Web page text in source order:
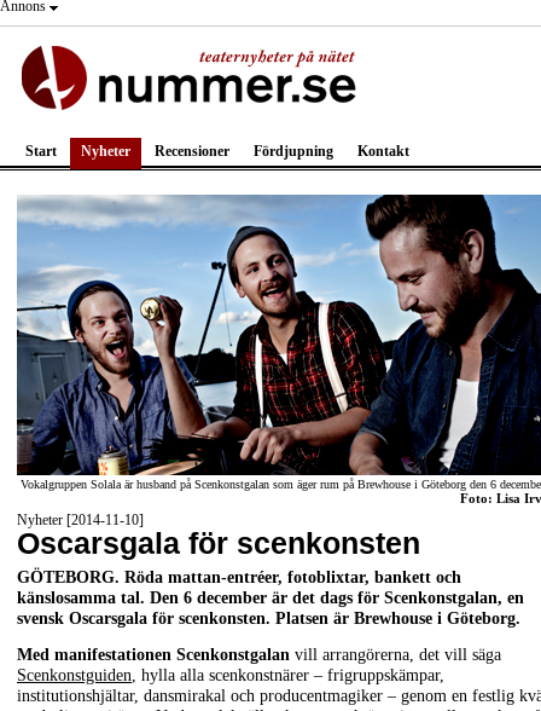
Annons
Start Nyheter Recensioner Fördjupning Kontakt
Vokalgruppen Solala är husband på Scenkonstgalan som äger rum på Brewhouse i Göteborg den 6
Foto: Lisa
Nyheter [2014-11-10]
Oscarsgala för scenkonsten
GÖTEBORG. Röda mattan-entréer, fotoblixtar, bankett och
känslosamma tal. Den 6 december är det dags för Scenkonstgalan, en
svensk Oscarsgala för scenkonsten. Platsen är Brewhouse i Göteborg.
Med manifestationen Scenkonstgalan vill arrangörerna, det vill säga
Scenkonstguiden, hylla alla scenkonstnärer – frigruppskämpar,
institutionshjältar, dansmirakal och producentmagiker – genom en festlig